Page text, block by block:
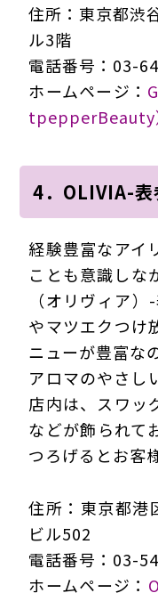
住所：東京都
ル3階
電話番号：03-
ホームページ：
tpepperBeauty
4．OLIVIA-表
経験豊富なアイ
ことも意識しな
（オリヴィア
やマツエクつけ
ニューが豊富な
アロマのやさし
店内は、スワッ
などが飾られて
つろげるとお客
住所：東京都
ビル502
電話番号：03-
ホームページ：